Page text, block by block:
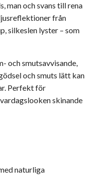
man och svans till rena
från
silkeslen lyster – som
och smutsavvisande,
och smuts lätt kan
Perfekt för
skinande
naturliga